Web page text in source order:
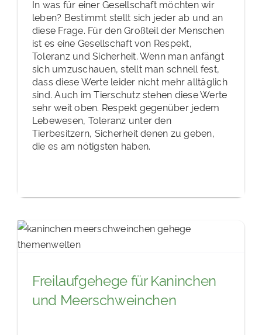
In was für einer Gesellschaft möchten wir
leben? Bestimmt stellt sich jeder ab und an
diese Frage. Für den Großteil der Menschen
ist es eine Gesellschaft von Respekt,
Toleranz und Sicherheit. Wenn man anfängt
sich umzuschauen, stellt man schnell fest,
dass diese Werte leider nicht mehr alltäglich
sind. Auch im Tierschutz stehen diese Werte
sehr weit oben. Respekt gegenüber jedem
Lebewesen, Toleranz unter den
Tierbesitzern, Sicherheit denen zu geben,
die es am nötigsten haben.
Freilaufgehege für Kaninchen
und Meerschweinchen